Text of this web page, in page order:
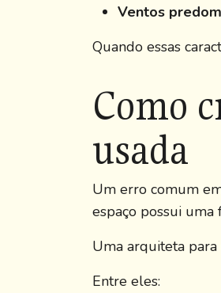
Ventos
Quando essas
Como
usada
Um erro comum
espaço possui uma
Uma arquiteta para
Entre eles: